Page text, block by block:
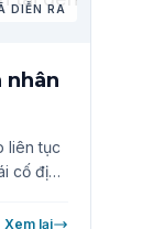
DIỄN RA
nhân
liên tục
cố định
phát
Xem lại